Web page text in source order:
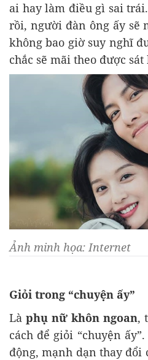
ai hay làm điều gì sai
rồi, người đàn ông ấy sẽ
không bao giờ suy nghĩ
chắc sẽ mãi theo được
Ảnh minh họa: Internet
Giỏi trong “chuyện ấy”
Là phụ nữ khôn ngoan,
cách để giỏi “chuyện
động, mạnh dạn thay đổi